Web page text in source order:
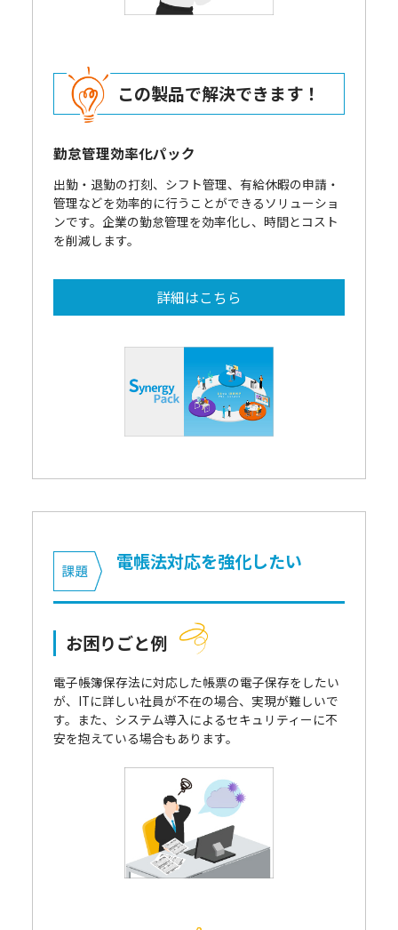
この製品で解決できます！
勤怠管理効率化パック
出勤・退勤の打刻、シフト管理、有給休暇の申請・
管理などを効率的に行うことができるソリューショ
ンです。企業の勤怠管理を効率化し、時間とコスト
を削減します。
詳細はこちら
電帳法対応を強化したい
お困りごと例
電子帳簿保存法に対応した帳票の電子保存をしたい
が、ITに詳しい社員が不在の場合、実現が難しいで
す。また、システム導入によるセキュリティーに不
安を抱えている場合もあります。